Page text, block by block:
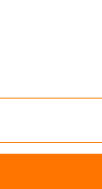
intérieurs.